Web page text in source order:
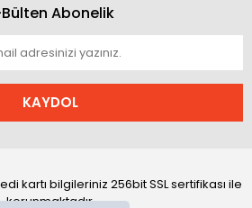
Abonelik
KAYDOL
kartı bilgileriniz 256bit SSL sertifikası ile
korunmaktadır.